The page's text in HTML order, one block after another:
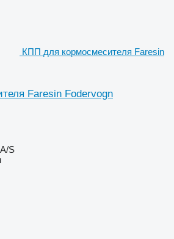
КПП для кормосмесителя Faresin
Faresin Fodervogn
S